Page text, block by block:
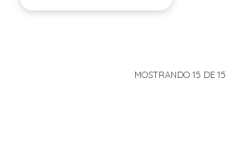
MOSTRANDO 15 DE 15